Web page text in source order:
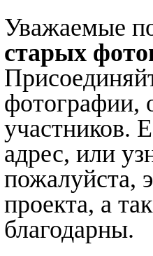
Уважаемые
старых
фотографии,
участников.
адрес, или
пожалуйста,
проекта, а
благодарны.